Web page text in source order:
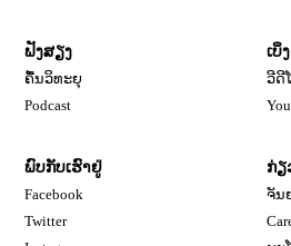
ຟັງສຽງ
ຄື້ນວິທະຍຸ
Podcast
ເບິ່ງ
ວີດີ
ພົບກັບເຮົາຢູ່
Facebook
TwitterOpens in new window
ກ່ຽ
ຈັນ